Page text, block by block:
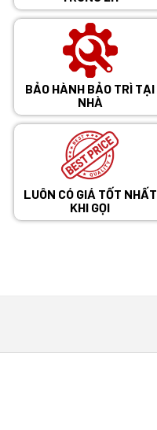
BẢO HÀNH BẢO TRÌ TẠI
NHÀ
LUÔN CÓ GIÁ TỐT NHẤT
KHI GỌI